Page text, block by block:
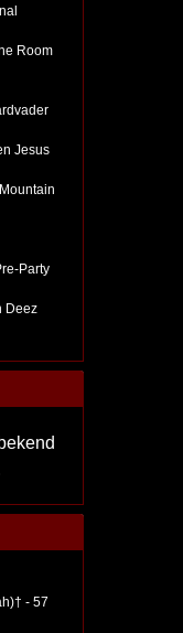
Room
Jesus
Party
Deez
- 57